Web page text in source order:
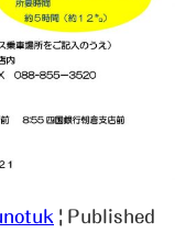
| Published